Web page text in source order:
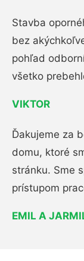
Stavba
bez
pohľad
všetko
VIKTOR
Ďakujeme za
domu, ktoré
stránku. Sme
prístupom
EMIL A